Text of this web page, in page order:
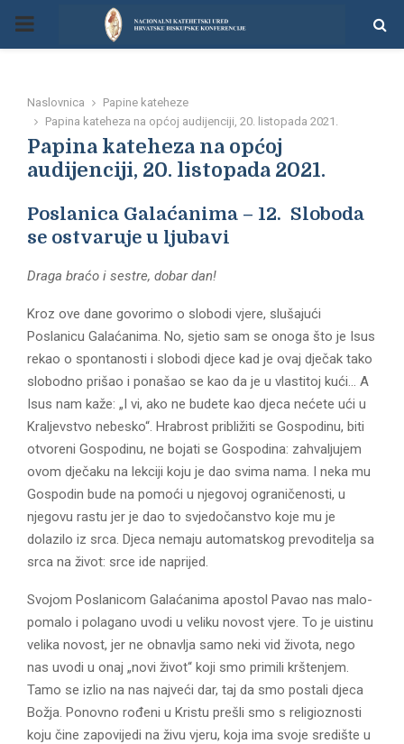
P
M
A
R
Y
M
N
U
Naslovnica
Papine kateheze
Papina kateheza na općoj audijenciji, 20. listopada 2021.
Papina kateheza na općoj
audijenciji, 20. listopada 2021.
Poslanica Galaćanima – 12. Sloboda
se ostvaruje u ljubavi
Draga braćo i sestre, dobar dan!
Kroz ove dane govorimo o slobodi vjere, slušajući
Poslanicu Galaćanima. No, sjetio sam se onoga što je Isus
rekao o spontanosti i slobodi djece kad je ovaj dječak tako
slobodno prišao i ponašao se kao da je u vlastitoj kući… A
Isus nam kaže: „I vi, ako ne budete kao djeca nećete ući u
Kraljevstvo nebesko“. Hrabrost približiti se Gospodinu, biti
otvoreni Gospodinu, ne bojati se Gospodina: zahvaljujem
ovom dječaku na lekciji koju je dao svima nama. I neka mu
Gospodin bude na pomoći u njegovoj ograničenosti, u
njegovu rastu jer je dao to svjedočanstvo koje mu je
dolazilo iz srca. Djeca nemaju automatskog prevoditelja sa
srca na život: srce ide naprijed.
Svojom Poslanicom Galaćanima apostol Pavao nas malo-
pomalo i polagano uvodi u veliku novost vjere. To je uistinu
velika novost, jer ne obnavlja samo neki vid života, nego
nas uvodi u onaj „novi život“ koji smo primili krštenjem.
Tamo se izlio na nas najveći dar, taj da smo postali djeca
Božja. Ponovno rođeni u Kristu prešli smo s religioznosti
koju čine zapovijedi na živu vjeru, koja ima svoje središte u